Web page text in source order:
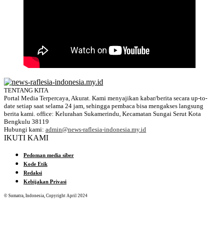
TENTANG KITA
Portal Media Terpercaya, Akurat. Kami menyajikan kabar/berita secara up-to-
date setiap saat selama 24 jam, sehingga pembaca bisa mengakses langsung
berita kami. office: Kelurahan Sukamerindu, Kecamatan Sungai Serut Kota
Bengkulu 38119
Hubungi kami: admin@news-raflesia-indonesia.my.id
IKUTI KAMI
Pedoman media siber
Kode Etik
Redaksi
Kebijakan Privasi
© Sumatra, Indonesia, Copyright April 2024